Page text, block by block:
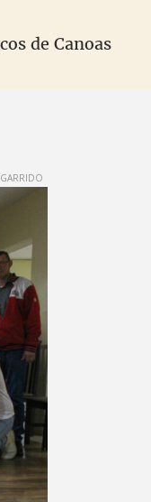
de Canoas